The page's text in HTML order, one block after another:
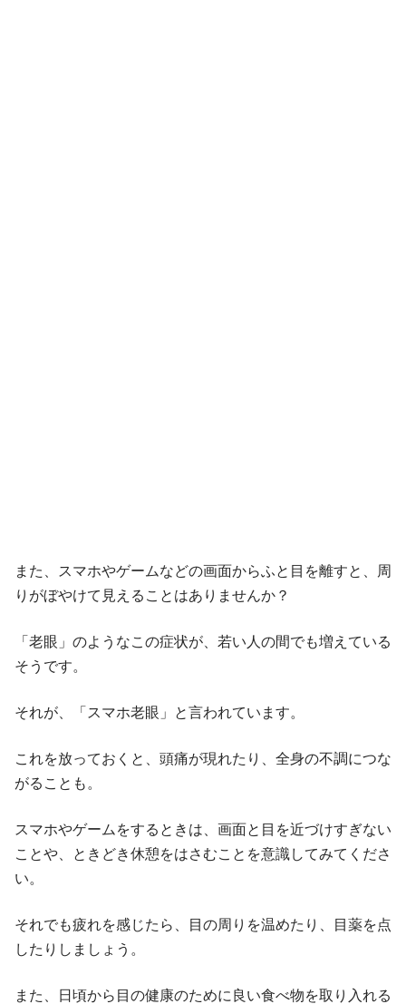
また、スマホやゲームなどの画面からふと目を離すと、周
りがぼやけて見えることはありませんか？
「老眼」のようなこの症状が、若い人の間でも増えている
そうです。
それが、「スマホ老眼」と言われています。
これを放っておくと、頭痛が現れたり、全身の不調につな
がることも。
スマホやゲームをするときは、画面と目を近づけすぎない
ことや、ときどき休憩をはさむことを意識してみてくださ
い。
それでも疲れを感じたら、目の周りを温めたり、目薬を点
したりしましょう。
また、日頃から目の健康のために良い食べ物を取り入れる